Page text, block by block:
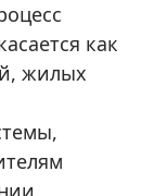
как
жилых